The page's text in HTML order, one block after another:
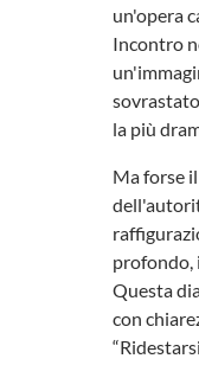
un'opera
Incontro
la più
Ma forse
profondo,
Questa
con